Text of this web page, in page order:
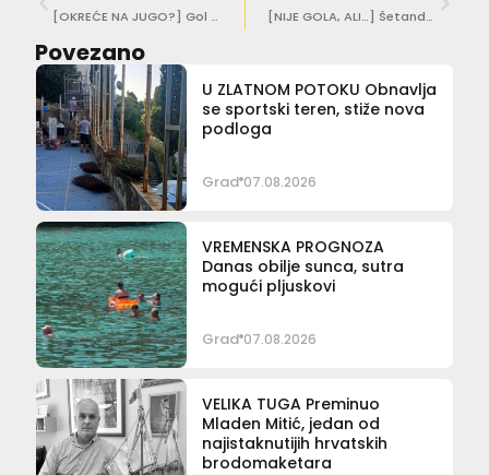
[OKREĆE NA JUGO?] Gol golcat prošetao preko Kapelice, pa niza skale i preko Pila! [NIJE GOLA, ALI…] Šetando u kupaćem kostimu
Povezano
U ZLATNOM POTOKU Obnavlja
se sportski teren, stiže nova
podloga
Grad 07.08.2026
VREMENSKA PROGNOZA
Danas obilje sunca, sutra
mogući pljuskovi
Grad 07.08.2026
VELIKA TUGA Preminuo
Mladen Mitić, jedan od
najistaknutijih hrvatskih
brodomaketara